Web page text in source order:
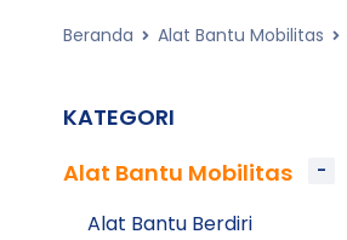
Beranda Alat Bantu Mobilitas
KATEGORI
Alat Bantu Mobilitas
Alat Bantu Berdiri